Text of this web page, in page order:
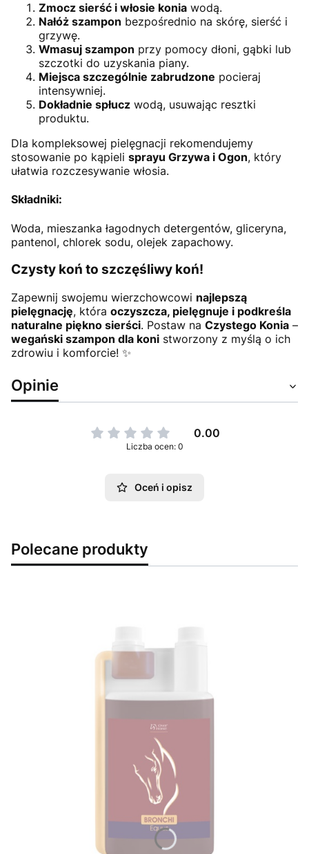
Zmocz sierść i włosie konia wodą.
Nałóż szampon bezpośrednio na skórę, sierść i
grzywę.
Wmasuj szampon przy pomocy dłoni, gąbki lub
szczotki do uzyskania piany.
Miejsca szczególnie zabrudzone pocieraj
intensywniej.
Dokładnie spłucz wodą, usuwając resztki
produktu.
Dla kompleksowej pielęgnacji rekomendujemy
stosowanie po kąpieli sprayu Grzywa i Ogon, który
ułatwia rozczesywanie włosia.
Składniki:
Woda, mieszanka łagodnych detergentów, gliceryna,
pantenol, chlorek sodu, olejek zapachowy.
Czysty koń to szczęśliwy koń!
Zapewnij swojemu wierzchowcowi najlepszą
pielęgnację, która oczyszcza, pielęgnuje i podkreśla
naturalne piękno sierści. Postaw na Czystego Konia –
wegański szampon dla koni stworzony z myślą o ich
zdrowiu i komforcie! ✨
Opinie
0.00
Liczba ocen: 0
Oceń i opisz
Polecane produkty